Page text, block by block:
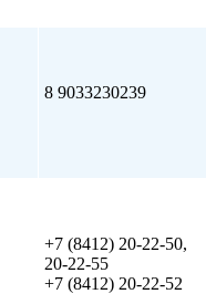
8 9033230239
+7 (8412) 20-22-50,
20-22-55
+7 (8412) 20-22-52